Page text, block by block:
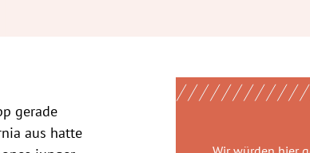
gerade
aus hatte